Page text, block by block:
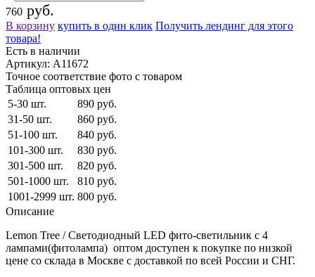
760 руб.
В корзину купить в один клик Получить лендинг для этого
товара!
Есть в наличии
Артикул: A11672
Точное соответствие фото с товаром
Таблица оптовых цен
5-30 шт.
890 руб.
31-50 шт.
860 руб.
51-100 шт.
840 руб.
101-300 шт.
830 руб.
301-500 шт.
820 руб.
501-1000 шт.
810 руб.
1001-2999 шт. 800 руб.
Описание
Lemon Tree / Светодиодный LED фито-светильник c 4
лампами(фитолампа) оптом доступен к покупке по низкой
цене со склада в Москве с доставкой по всей России и СНГ.